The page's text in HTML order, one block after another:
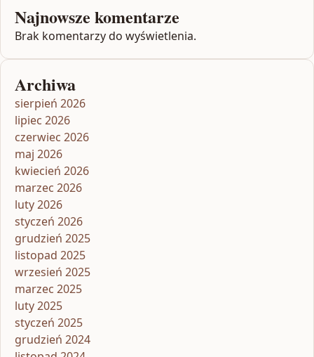
Najnowsze komentarze
Brak komentarzy do wyświetlenia.
Archiwa
sierpień 2026
lipiec 2026
czerwiec 2026
maj 2026
kwiecień 2026
marzec 2026
luty 2026
styczeń 2026
grudzień 2025
listopad 2025
wrzesień 2025
marzec 2025
luty 2025
styczeń 2025
grudzień 2024